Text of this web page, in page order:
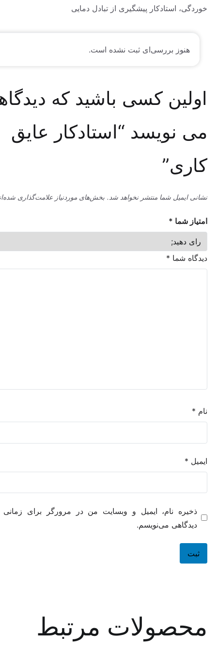
استادکار پیشگیری از تبادل دمایی
بررسی‌ای ثبت نشده است.
کسی باشید که دیدگاهی
“استادکار عایق
شما منتشر نخواهد شد. بخش‌های موردنیاز علامت‌گذاری شده‌اند*
*
*
نام، ایمیل و وبسایت من در مرورگر برای زمانی که دوباره
می‌نویسم.
مرتبط